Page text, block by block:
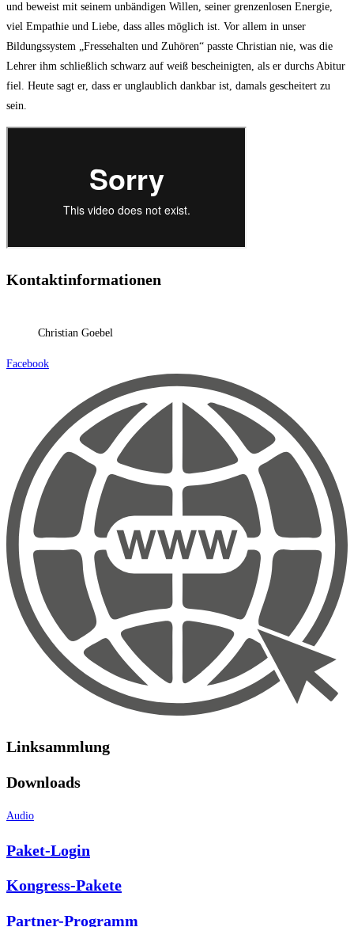
und beweist mit seinem unbändigen Willen, seiner grenzenlosen Energie,
viel Empathie und Liebe, dass alles möglich ist. Vor allem in unser
Bildungssystem „Fressehalten und Zuhören“ passte Christian nie, was die
Lehrer ihm schließlich schwarz auf weiß bescheinigten, als er durchs Abitur
fiel. Heute sagt er, dass er unglaublich dankbar ist, damals gescheitert zu
sein.
Kontaktinformationen
Christian Goebel
Facebook
Linksammlung
Downloads
Audio
Paket-Login
Kongress-Pakete
Partner-Programm